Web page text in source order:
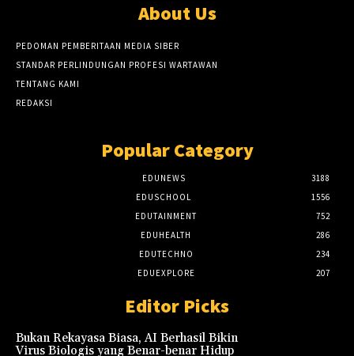
About Us
PEDOMAN PEMBERITAAN MEDIA SIBER
STANDAR PERLINDUNGAN PROFESI WARTAWAN
TENTANG KAMI
REDAKSI
Popular Category
EDUNEWS
3188
EDUSCHOOL
1556
EDUTAINMENT
752
EDUHEALTH
286
EDUTECHNO
234
EDUEXPLORE
207
Editor Picks
Bukan Rekayasa Biasa, AI Berhasil Bikin
Virus Biologis yang Benar-benar Hidup